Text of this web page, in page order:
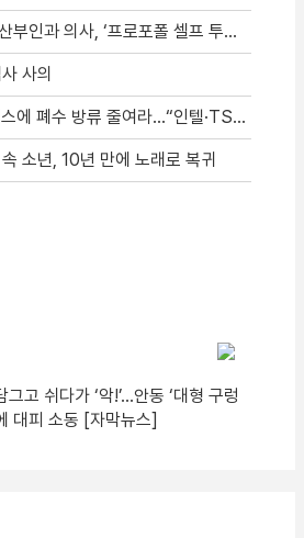
과 의사, ‘프로포폴 셀프 투약’ 체포
사의
수 방류 줄여라…“인텔·TSMC와 정반대”
소년, 10년 만에 노래로 복귀
그고 쉬다가 ‘악!’…안동 ‘대형 구렁
대피 소동 [자막뉴스]